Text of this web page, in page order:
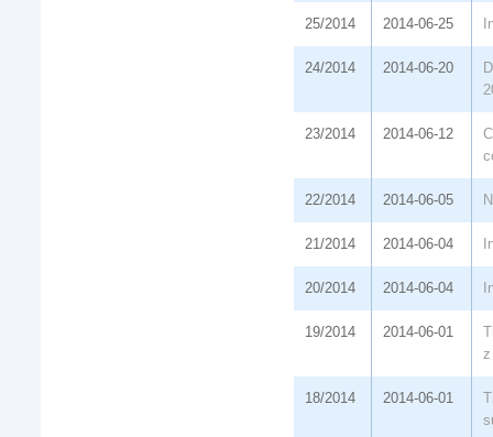
25/2014 2014-06-25
24/2014 2014-06-20
23/2014 2014-06-12
22/2014 2014-06-05
21/2014 2014-06-04
20/2014 2014-06-04
19/2014 2014-06-01
z
18/2014 2014-06-01